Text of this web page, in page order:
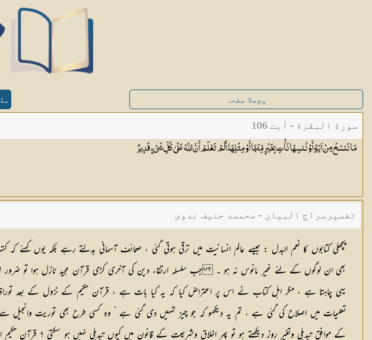
پچھلا صفحہ
سورة البقرة - آیت 106
مَا نَنسَخْ مِنْ آيَةٍ أَوْ نُنسِهَا نَأْتِ بِخَيْرٍ مِّنْهَا أَوْ مِثْلِهَا ۗ أَلَمْ تَعْلَمْ أَنَّ اللَّهَ عَلَىٰ كُلِّ شَيْءٍقَدِيرٌ
تفسیرسراج البیان - محممد حنیف ندوی
پچھلی کتابوں کا نعم البدل :جیسے عالم انسانیت میں ترقی ہوتی گئی ، صحائف آسمانی بدلتے رہے بلکہ یوں کہئے کہ
بھی ان لوگوں کے لئے غیر مانوس نہ ہو ۔ جب سلسلہ ارتقاء دین کی آخری کڑی قرآن مجید نازل ہوا تو ضرور تھا
یہی چاہتا ہے ، مگر اہل کتاب نے اس پر اعتراض کیا کہ یہ کیا بات ہے ، قرآن حکیم کے نزول کے بعد
تعلیمات میں اصلاح کی گئی ہے ، تم یہ دیکھو کہ جو چیز تمہیں دی گئی ہے ‘ وہ کسی طرح بھی توریت
کے موافق تبدیلی وتغیر روز دیکھتے ہو تو پھر اخلاق وشریعت کے قانون میں کیوں تبدیلی نہیں ہو سکتی ؟